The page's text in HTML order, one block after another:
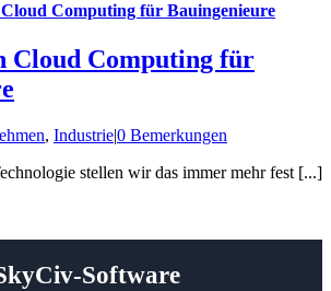
Computing für Bauingenieure
Cloud Computing für
, Industrie|0 Bemerkungen
stellen wir das immer mehr fest [...]
Software